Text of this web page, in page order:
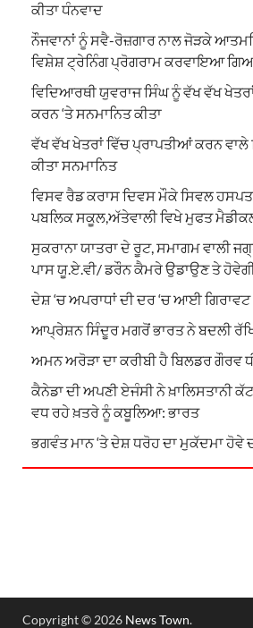
ਕੀਤਾ ਧੰਨਵਾਦ
ਨੌਜਵਾਨਾਂ ਨੂੰ ਸਵੈ-ਰੋਜ਼ਗਾਰ ਨਾਲ ਜੋੜਕੇ
ਵਿਸ਼ੇਸ਼ ਟ੍ਰੇਨਿੰਗ ਪ੍ਰੋਗਰਾਮ ਕਰਵਾਇਆ
ਵਿਦਿਆਰਥੀ ਯੁਵਰਾਜ ਸਿੰਘ ਨੂੰ ਵੱਖ ਵੱਖ
ਕਰਨ ‘ਤੇ ਸਨਮਾਨਿਤ ਕੀਤਾ
ਵੱਖ ਵੱਖ ਖੇਤਰਾਂ ਵਿੱਚ ਪ੍ਰਾਪਤੀਆਂ ਕਰਨ
ਕੀਤਾ ਸਨਮਾਨਿਤ
ਵਿਸਵ ਰੈਡ ਕਰਾਸ ਦਿਵਸ ਮੌਕੇ ਸਿਵਲ
ਪਬਲਿਕ ਸਕੂਲ,ਅੱਤੇਵਾਲੀ ਵਿਖੇ ਮੁਫਤ
ਸੁਕਰਾਨਾ ਯਾਤਰਾ ਦੇ ਰੂਟ, ਸਮਾਗਮ ਵਾਲੀ
ਪਾਸ ਯੂ.ਏ.ਵੀ/ ਡਰੌਨ ਕੈਮਰੇ ਉਡਾਉਣ ਤੇ
ਦੇਸ਼ ‘ਚ ਅਪਰਾਧਾਂ ਦੀ ਦਰ ‘ਚ ਆਈ ਗਿਰਾਵਟ
ਆਪ੍ਰੇਸ਼ਨ ਸਿੰਦੂਰ ਮਗਰੋਂ ਭਾਰਤ ਨੇ ਬਦਲੀ
ਅਮਨ ਅਰੋੜਾ ਦਾ ਕਰੀਬੀ ਹੈ ਬਿਲਡਰ ਗੌਰਵ
ਕੈਨੇਡਾ ਦੀ ਅਪਣੀ ਏਜੰਸੀ ਨੇ ਖ਼ਾਲਿਸਤਾਨੀ
ਵਧ ਰਹੇ ਖ਼ਤਰੇ ਨੂੰ ਕਬੂਲਿਆ: ਭਾਰਤ
ਭਗਵੰਤ ਮਾਨ ‘ਤੇ ਦੇਸ਼ ਧਰੋਹ ਦਾ ਮੁਕੱਦਮਾ ਹੋਵੇ
Copyright © 2026 News Town.